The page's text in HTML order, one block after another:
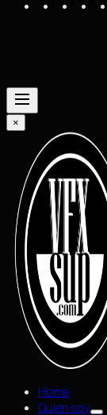
×
Home
Quien soy